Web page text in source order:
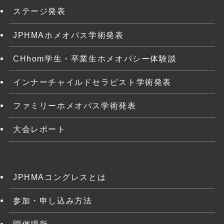
ステージ発表
JPHMAホメオパス学術発表
CHhom学生・卒業生ホメオパシー体験談
インナーチャイルドセラピスト学術発表
ファミリーホメオパス学術発表
大会レポート
JPHMAコングレスとは
参加・申し込み方法